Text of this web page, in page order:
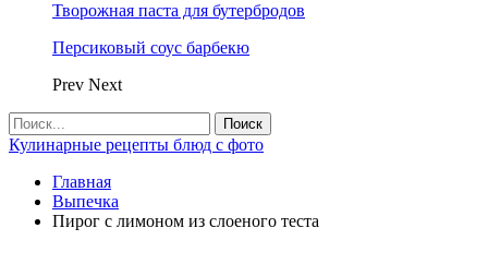
Творожная паста для бутербродов
Персиковый соус барбекю
Prev Next
Кулинарные рецепты блюд с фото
Главная
Выпечка
Пирог с лимоном из слоеного теста